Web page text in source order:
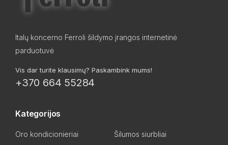
Italų koncerno Ferroli šildymo įrangos internetinė
parduotuvė
Vis dar turite klausimų? Paskambink mums!
+370 664 55284
Kategorijos
Oro kondicionieriai
Šilumos siurbliai